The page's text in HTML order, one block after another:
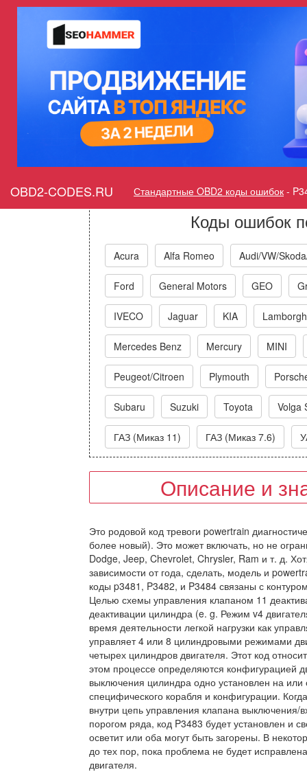
OBD2-CODES.RU Стандартные OBD2 коды ошибок -
Ошибка P3483
цилиндр
Горит ошибка
Deactivation/
Коды ошибок
Acura Alfa Romeo Audi/VW/
Ford General Motors GEO
IVECO Jaguar KIA
Mercedes Benz Mercury MINI
Peugeot/Citroen Plymouth
Subaru Suzuki Toyota Volga
ГАЗ (Миказ 11) ГАЗ (Миказ 7.6)
Описание и
Это родовой код тревоги powertrain
более новый). Это может включать, но не
Dodge, Jeep, Chevrolet, Chrysler, Ram и т. д.
зависимости от года, сделать, модель и
коды p3481, P3482, и P3484 связаны с
Целью схемы управления клапаном 11
деактивации цилиндра (e. g. Режим v4
время деятельности легкой нагрузки как
управляет 4 или 8 цилиндровыми режимами
четырех цилиндров двигателя. Этот код
этом процессе определяются конфигурацией
выключения цилиндра одно установлен на или
специфического корабля и конфигурации.
внутри цепь управления клапана
порогом ряда, код P3483 будет установлен и
осветит или оба могут быть загорены. В
до тех пор, пока проблема не будет
двигателя.